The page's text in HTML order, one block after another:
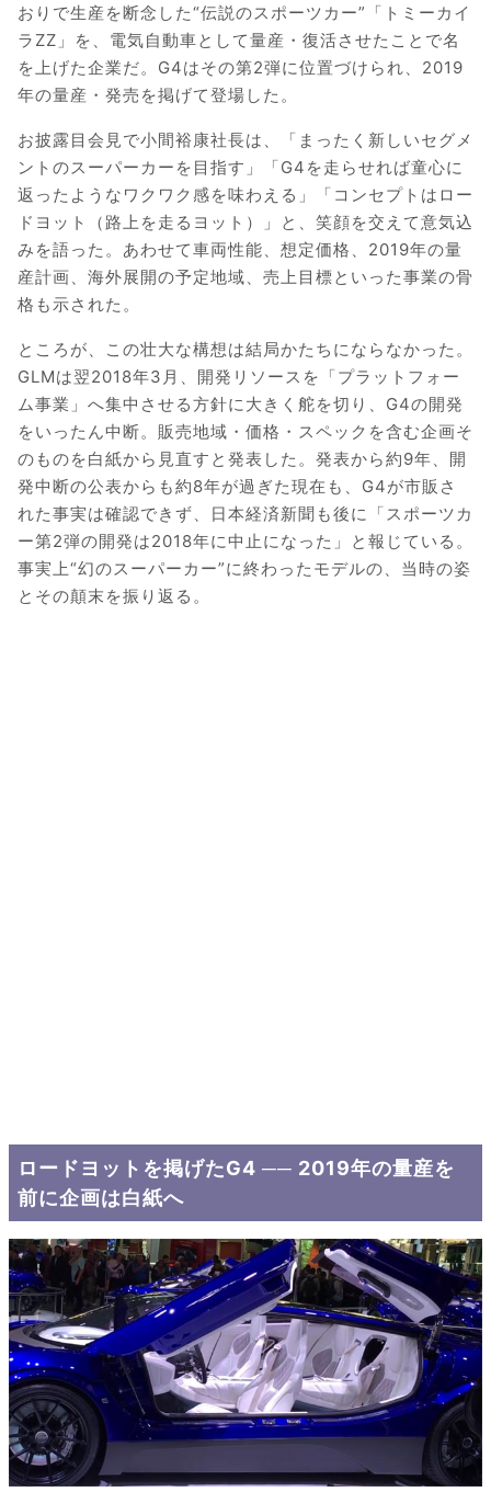
おりで生産を断念した“伝説のスポーツカー”「トミーカイ
ラZZ」を、電気自動車として量産・復活させたことで名
を上げた企業だ。G4はその第2弾に位置づけられ、2019
年の量産・発売を掲げて登場した。
お披露目会見で小間裕康社長は、「まったく新しいセグメ
ントのスーパーカーを目指す」「G4を走らせれば童心に
返ったようなワクワク感を味わえる」「コンセプトはロー
ドヨット（路上を走るヨット）」と、笑顔を交えて意気込
みを語った。あわせて車両性能、想定価格、2019年の量
産計画、海外展開の予定地域、売上目標といった事業の骨
格も示された。
ところが、この壮大な構想は結局かたちにならなかった。
GLMは翌2018年3月、開発リソースを「プラットフォー
ム事業」へ集中させる方針に大きく舵を切り、G4の開発
をいったん中断。販売地域・価格・スペックを含む企画そ
のものを白紙から見直すと発表した。発表から約9年、開
発中断の公表からも約8年が過ぎた現在も、G4が市販さ
れた事実は確認できず、日本経済新聞も後に「スポーツカ
ー第2弾の開発は2018年に中止になった」と報じている。
事実上“幻のスーパーカー”に終わったモデルの、当時の姿
とその顛末を振り返る。
ロードヨットを掲げたG4 ── 2019年の量産を
前に企画は白紙へ